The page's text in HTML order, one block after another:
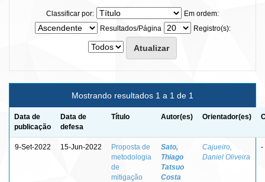
Classificar por:
Em ordem:
Resultados/Página
Registro(s):
Mostrando resultados 1 a 1 de 1
Data de
publicação
Data de
defesa
Título Autor(es) Orientador(es)
9-Set-2022 15-Jun-2022
Proposta de
metodologia
de
mitigação
Sato,
Thiago
Tatsuo
Costa
Cajueiro,
Daniel Oliveira
-